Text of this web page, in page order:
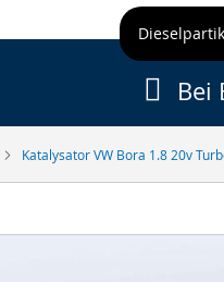
Katalysator VW Bora 1.8 20v
Bei